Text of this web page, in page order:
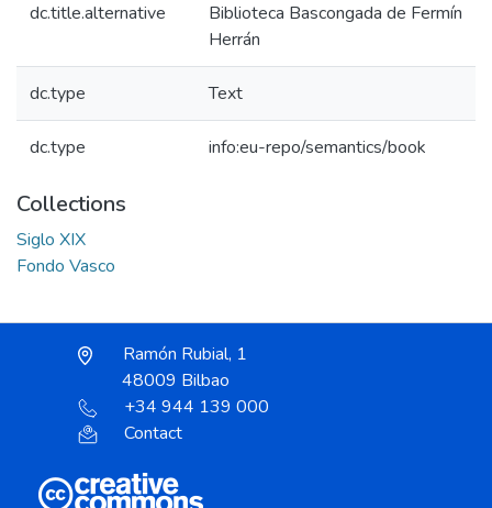
dc.title.alternative
Biblioteca Bascongada de Fermín
Herrán
dc.type Text
dc.type info:eu-repo/semantics/book
Collections
Siglo XIX
Fondo Vasco
Ramón Rubial, 1
48009 Bilbao
+34 944 139 000
Contact